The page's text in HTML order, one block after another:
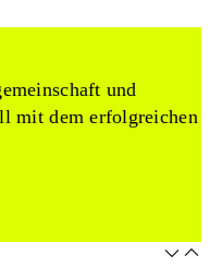
und
mit dem erfolgreichen